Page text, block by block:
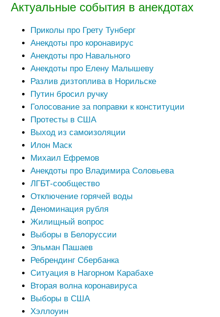
Актуальные события в анекдотах
Приколы про Грету Тунберг
Анекдоты про коронавирус
Анекдоты про Навального
Анекдоты про Елену Малышеву
Разлив дизтоплива в Норильске
Путин бросил ручку
Голосование за поправки к конституции
Протесты в США
Выход из самоизоляции
Илон Маск
Михаил Ефремов
Анекдоты про Владимира Соловьева
ЛГБТ-сообщество
Отключение горячей воды
Деноминация рубля
Жилищный вопрос
Выборы в Белоруссии
Эльман Пашаев
Ребрендинг Сбербанка
Ситуация в Нагорном Карабахе
Вторая волна коронавируса
Выборы в США
Хэллоуин